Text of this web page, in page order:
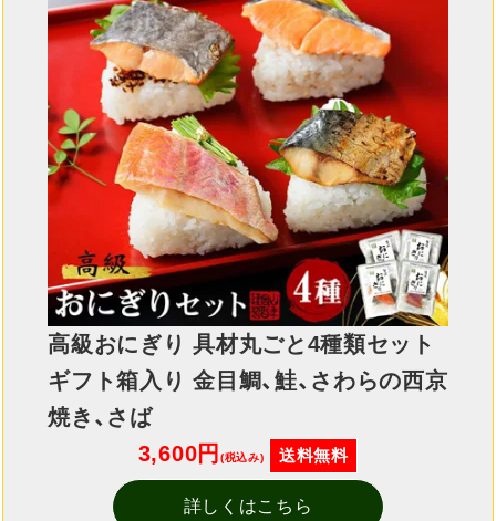
高級おにぎり 具材丸ごと4種類セット
ギフト箱入り 金目鯛、鮭、さわらの西京
焼き、さば
3,600円 (税込み) 送料無料
詳しくはこちら